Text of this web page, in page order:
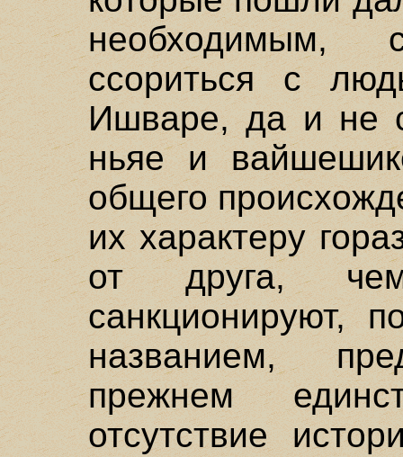
ссориться с
Ишваре, да и не
ньяе и
общего
их характеру
от друга,
санкционируют,
названием,
прежнем
отсутствие